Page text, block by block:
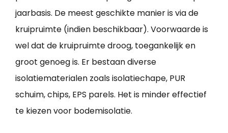
jaarbasis. De meest geschikte manier is via de
kruipruimte (indien beschikbaar). Voorwaarde is
wel dat de kruipruimte droog, toegankelijk en
groot genoeg is. Er bestaan diverse
isolatiematerialen zoals isolatiechape, PUR
schuim, chips, EPS parels. Het is minder effectief
te kiezen voor bodemisolatie.